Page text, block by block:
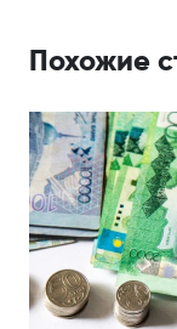
Похожие